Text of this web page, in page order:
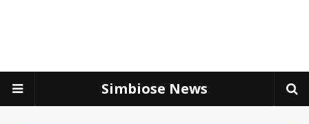
Simbiose News